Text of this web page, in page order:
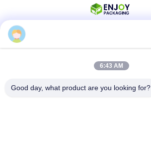
6:43 AM
Good day, what product are you looking for?